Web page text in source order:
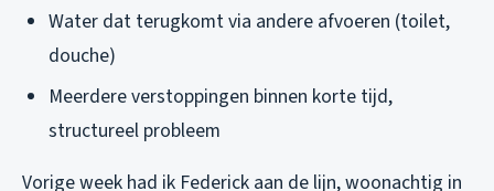
Water dat terugkomt via andere afvoeren (toilet,
douche)
Meerdere verstoppingen binnen korte tijd,
structureel probleem
Vorige week had ik Federick aan de lijn, woonachtig in